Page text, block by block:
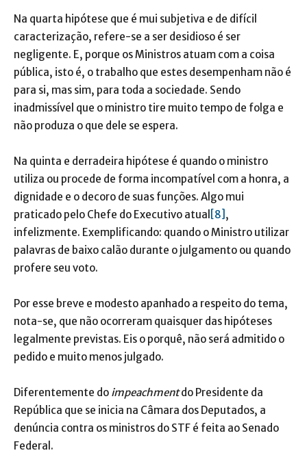
Na quarta hipótese que é mui subjetiva e de difícil
caracterização, refere-se a ser desidioso é ser
negligente. E, porque os Ministros atuam com a coisa
pública, isto é, o trabalho que estes desempenham não é
para si, mas sim, para toda a sociedade. Sendo
inadmissível que o ministro tire muito tempo de folga e
não produza o que dele se espera.
Na quinta e derradeira hipótese é quando o ministro
utiliza ou procede de forma incompatível com a honra, a
dignidade e o decoro de suas funções. Algo mui
praticado pelo Chefe do Executivo atual
[8] ,
infelizmente. Exemplificando: quando o Ministro utilizar
palavras de baixo calão durante o julgamento ou quando
profere seu voto.
Por esse breve e modesto apanhado a respeito do tema,
nota-se, que não ocorreram quaisquer das hipóteses
legalmente previstas. Eis o porquê, não será admitido o
pedido e muito menos julgado.
Diferentemente do impeachmentdo Presidente da
República que se inicia na Câmara dos Deputados, a
denúncia contra os ministros do STF é feita ao Senado
Federal.